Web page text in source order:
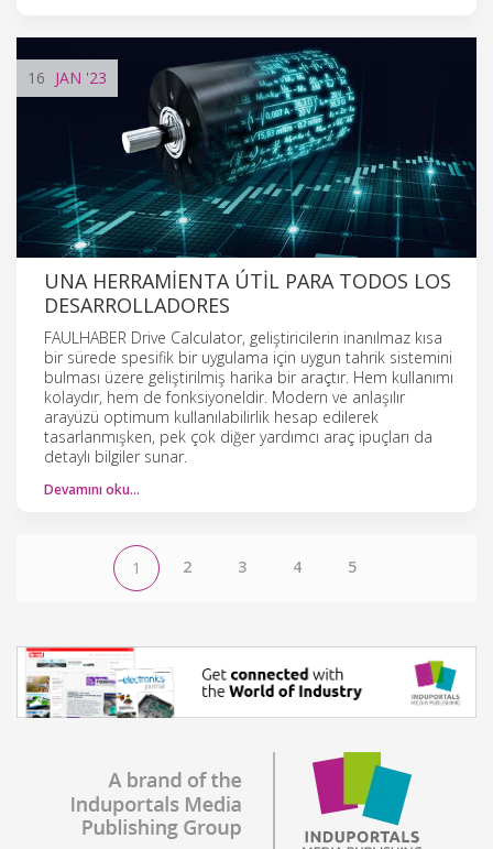
16 JAN '23
UNA HERRAMIENTA ÚTIL PARA TODOS LOS
DESARROLLADORES
FAULHABER Drive Calculator, geliştiricilerin inanılmaz kısa
bir sürede spesifik bir uygulama için uygun tahrik sistemini
bulması üzere geliştirilmiş harika bir araçtır. Hem kullanımı
kolaydır, hem de fonksiyoneldir. Modern ve anlaşılır
arayüzü optimum kullanılabilirlik hesap edilerek
tasarlanmışken, pek çok diğer yardımcı araç ipuçları da
detaylı bilgiler sunar.
Devamını oku…
1 2 3 4 5